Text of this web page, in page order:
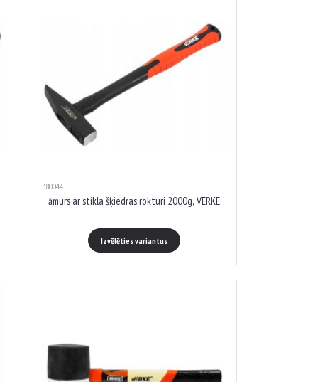
380044
āmurs ar stikla šķiedras rokturi 2000g, VERKE
Izvēlēties variantus